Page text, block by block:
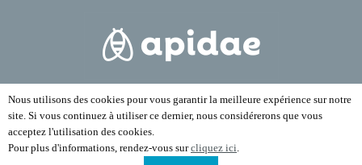
Nous utilisons des cookies pour vous garantir la meilleure expérience sur notre
site. Si vous continuez à utiliser ce dernier, nous considérerons que vous
acceptez l'utilisation des cookies.
Pour plus d'informations, rendez-vous surcliquez ici.